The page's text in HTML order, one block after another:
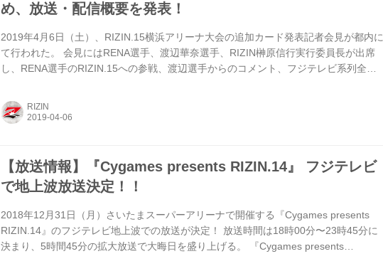
め、放送・配信概要を発表！
2019年4月6日（土）、RIZIN.15横浜アリーナ大会の追加カード発表記者会見が都内に
て行われた。 会見にはRENA選手、渡辺華奈選手、RIZIN榊原信行実行委員長が出席
し、RENA選手のRIZIN.15への参戦、渡辺選手からのコメント、フジテレビ系列全国
昨年末に予定されていたサマンサ・ジャン=フランソワ選手に決定。強力な打撃を武器
とする両選手の激しい戦いに注目だ。 2019年4月6日 記者会見動画 RIZIN.15 追加対
RIZIN
【放送情報】『Cygames presents RIZIN.14』 フジテレビ
で地上波放送決定！！
2018年12月31日（月）さいたまスーパーアリーナで開催する『Cygames presents
RIZIN.14』のフジテレビ地上波での放送が決定！ 放送時間は18時00分〜23時45分に
決まり、5時間45分の拡大放送で大晦日を盛り上げる。 『Cygames presents